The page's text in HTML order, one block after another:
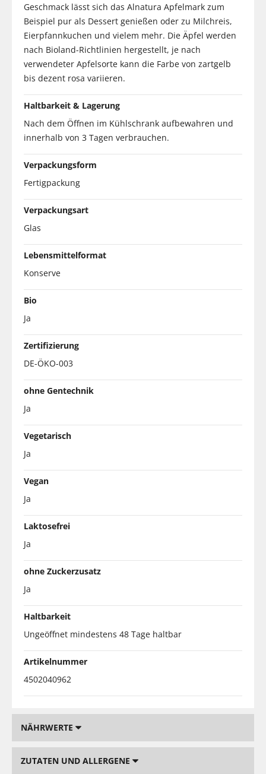
Geschmack lässt sich das Alnatura Apfelmark zum
Beispiel pur als Dessert genießen oder zu Milchreis,
Eierpfannkuchen und vielem mehr. Die Äpfel werden
nach Bioland-Richtlinien hergestellt, je nach
verwendeter Apfelsorte kann die Farbe von zartgelb
bis dezent rosa variieren.
Haltbarkeit & Lagerung
Nach dem Öffnen im Kühlschrank aufbewahren und
innerhalb von 3 Tagen verbrauchen.
Verpackungsform
Fertigpackung
Verpackungsart
Glas
Lebensmittelformat
Konserve
Bio
Ja
Zertifizierung
DE-ÖKO-003
ohne Gentechnik
Ja
Vegetarisch
Ja
Vegan
Ja
Laktosefrei
Ja
ohne Zuckerzusatz
Ja
Haltbarkeit
Ungeöffnet mindestens 48 Tage haltbar
Artikelnummer
4502040962
NÄHRWERTE
ZUTATEN UND ALLERGENE